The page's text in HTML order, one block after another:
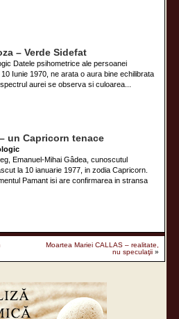
– Verde Sidefat
Datele psihometrice ale persoanei
Iunie 1970, ne arata o aura bine echilibrata
aurei se observa si culoarea...
un Capricorn tenace
Emanuel-Mihai Gâdea, cunoscutul
la 10 ianuarie 1977, in zodia Capricorn.
Pamant isi are confirmarea in stransa
Moartea Mariei CALLAS – realitate,
nu speculaţii»